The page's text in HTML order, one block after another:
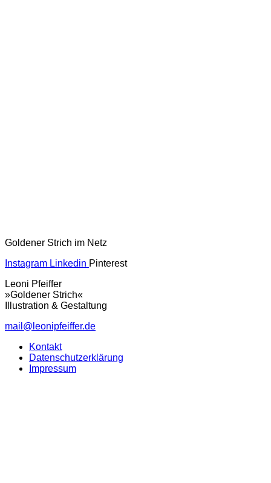
Goldener Strich im Netz
Instagram Linkedin Pinterest
Leoni Pfeiffer
»Goldener Strich«
Illustration & Gestaltung
mail@leonipfeiffer.de
Kontakt
Datenschutzerklärung
Impressum